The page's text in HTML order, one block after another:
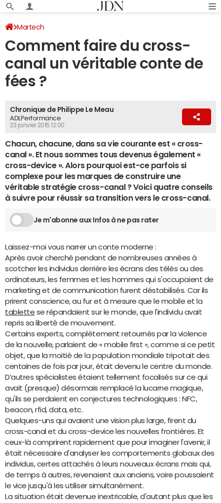
Martech
Comment faire du cross-
canal un véritable conte de
fées ?
Chronique de Philippe Le Meau
ADLPerformance
23 janvier 2015 12:00
Chacun, chacune, dans sa vie courante est « cross-
canal ». Et nous sommes tous devenus également «
cross-device ». Alors pourquoi est-ce parfois si
complexe pour les marques de construire une
véritable stratégie cross-canal ? Voici quatre conseils
à suivre pour réussir sa transition vers le cross-canal.
Je m'abonne aux Infos à ne pas rater
Laissez-moi vous narrer un conte moderne :
Après avoir cherché pendant de nombreuses années à
scotcher les individus derrière les écrans des télés ou des
ordinateurs, les femmes et les hommes qui s'occupaient de
marketing et de communication furent déstabilisés. Car ils
prirent conscience, au fur et à mesure que le mobile et la
tablette se répandaient sur le monde, que l'individu avait
repris sa liberté de mouvement.
Certains experts, complètement retournés par la violence
de la nouvelle, parlaient de « mobile first », comme si ce petit
objet, que la moitié de la population mondiale tripotait des
centaines de fois par jour, était devenu le centre du monde.
D’autres spécialistes étaient tellement focalisés sur ce qui
avait (presque) désormais remplacé la lucarne magique,
qu'ils se perdaient en conjectures technologiques : NFC,
beacon, rfid, data, etc.
Quelques-uns qui avaient une vision plus large, firent du
cross-canal et du cross-device les nouvelles frontières. Et
ceux-là comprirent rapidement que pour imaginer l'avenir, il
était nécessaire d'analyser les comportements globaux des
individus, certes attachés à leurs nouveaux écrans mais qui,
de temps à autres, revenaient aux anciens, voire poussaient
le vice jusqu'à les utiliser simultanément.
La situation était devenue inextricable, d'autant plus que les